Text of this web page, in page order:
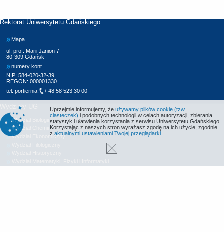
Rektorat Uniwersytetu Gdańskiego
Mapa
ul. prof. Marii Janion 7
80-309 Gdańsk
numery kont
NIP: 584-020-32-39
REGON: 000001330
tel. portiernia:
+ 48 58 523 30 00
Wydziały UG
Wydział Biologii
Wydział Chemii
Wydział Ekonomiczny
Uprzejmie informujemy, że używamy plików cookie (tzw.
ciasteczek) i podobnych technologii w celach autoryzacji, zbierania
statystyk i ułatwienia korzystania z serwisu Uniwersytetu Gdańskiego.
Korzystając z naszych stron wyrażasz zgodę na ich użycie, zgodnie
z aktualnymi ustawieniami Twojej przeglądarki